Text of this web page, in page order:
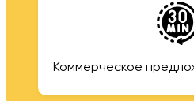
Коммерческое